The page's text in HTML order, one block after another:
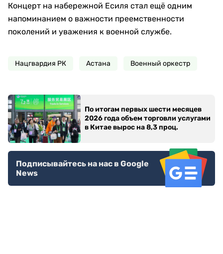
Концерт на набережной Есиля стал ещё одним
напоминанием о важности преемственности
поколений и уважения к военной службе.
Нацгвардия РК Астана Военный оркестр
По итогам первых шести месяцев
2026 года объем торговли услугами
в Китае вырос на 8,3 проц.
Подписывайтесь на нас в Google
News